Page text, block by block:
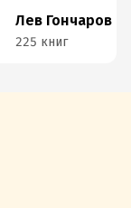
Лев Гончаров
225 книг